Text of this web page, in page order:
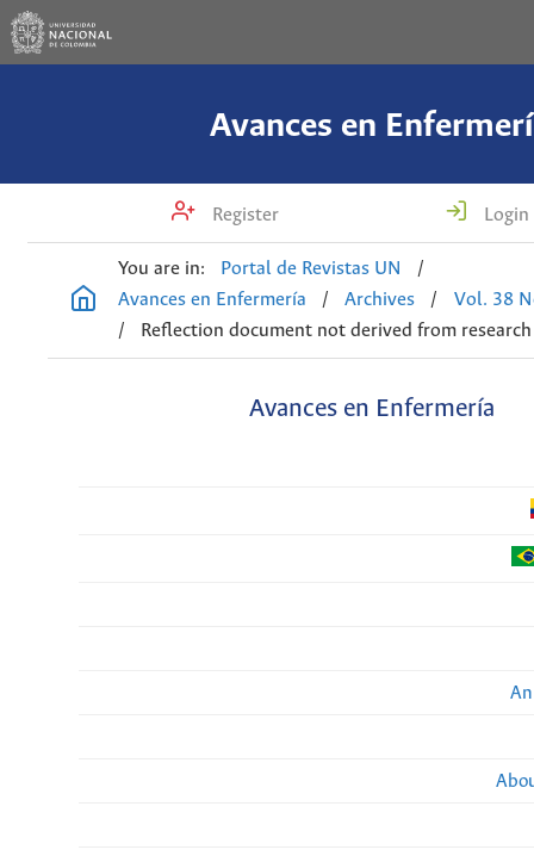
Avances en
Register Login
You are in: Portal de Revistas UN
/
Avances en Enfermería
/ Archives /
Vol. 38
/
Reflection document not derived from research
Avances en Enfermería